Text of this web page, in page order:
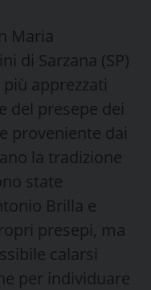
Maria
di Sarzana (SP)
apprezzati
del presepe dei
proveniente dai
la tradizione
state
Brilla e
presepi, ma
calarsi
per individuare